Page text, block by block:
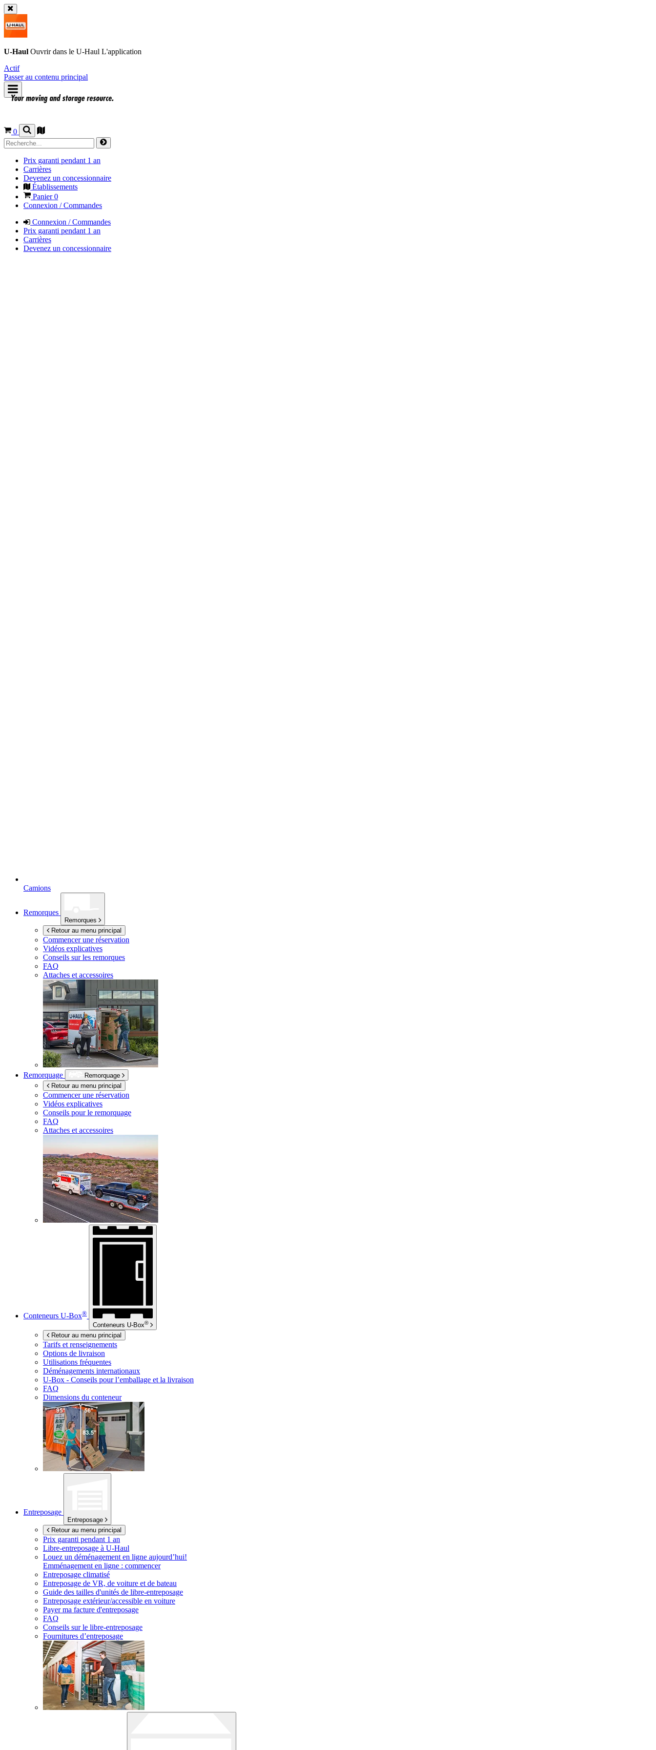
U-Haul Ouvrir dans le U-Haul L'application
Actif
Passer au contenu principal
0
Prix garanti pendant 1 an
Carrières
Devenez un concessionnaire
Établissements
Panier0
Connexion / Commandes
Connexion / Commandes
Prix garanti pendant 1 an
Carrières
Devenez un concessionnaire
Camions
Remorques
Remorques
Retour au menu principal
Commencer une réservation
Vidéos explicatives
Conseils sur les remorques
FAQ
Attaches et accessoires
Remorquage
Remorquage
Retour au menu principal
Commencer une réservation
Vidéos explicatives
Conseils pour le remorquage
FAQ
Attaches et accessoires
Conteneurs U-Box®
Conteneurs U-Box®
Retour au menu principal
Tarifs et renseignements
Options de livraison
Utilisations fréquentes
Déménagements internationaux
U-Box - Conseils pour l’emballage et la livraison
FAQ
Dimensions du conteneur
Entreposage
Entreposage
Retour au menu principal
Prix garanti pendant 1 an
Libre-entreposage à U-Haul
Louez un déménagement en ligne aujourd’hui!
Emménagement en ligne : commencer
Entreposage climatisé
Entreposage de VR, de voiture et de bateau
Guide des tailles d'unités de libre-entreposage
Entreposage extérieur/accessible en voiture
Payer ma facture d'entreposage
FAQ
Conseils sur le libre-entreposage
Fournitures d’entreposage